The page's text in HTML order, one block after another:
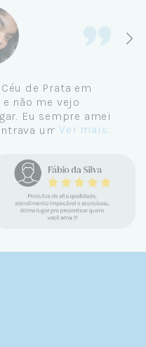
de Prata em
não me vejo
Eu sempre amei
uma loja
jóias prata 925,
Virei cliente fiel
são lindas, tem
super justo. Fora
Ver mais...